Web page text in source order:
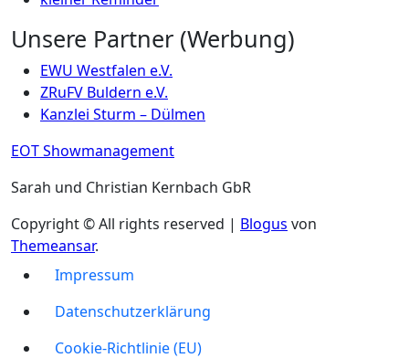
Unsere Partner (Werbung)
EWU Westfalen e.V.
ZRuFV Buldern e.V.
Kanzlei Sturm – Dülmen
EOT Showmanagement
Sarah und Christian Kernbach GbR
Copyright © All rights reserved | Blogus von
Themeansar.
Impressum
Datenschutzerklärung
Cookie-Richtlinie (EU)